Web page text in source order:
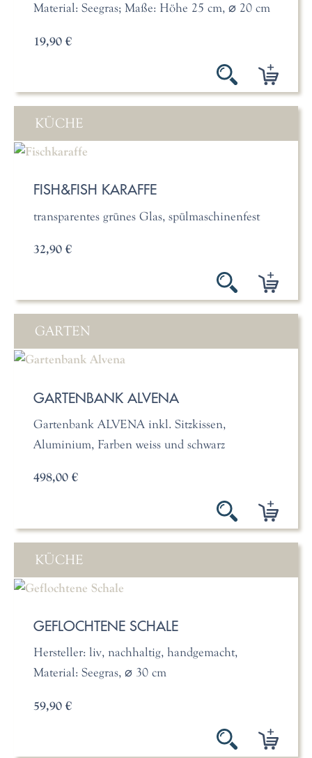
Material: Seegras; Maße: Höhe 25 cm, ⌀ 20 cm
19,90 €
KÜCHE
FISH&FISH KARAFFE
transparentes grünes Glas, spülmaschinenfest
32,90 €
GARTEN
GARTENBANK ALVENA
Gartenbank ALVENA inkl. Sitzkissen,
Aluminium, Farben weiss und schwarz
498,00 €
KÜCHE
GEFLOCHTENE SCHALE
Hersteller: liv, nachhaltig, handgemacht,
Material: Seegras, ⌀ 30 cm
59,90 €